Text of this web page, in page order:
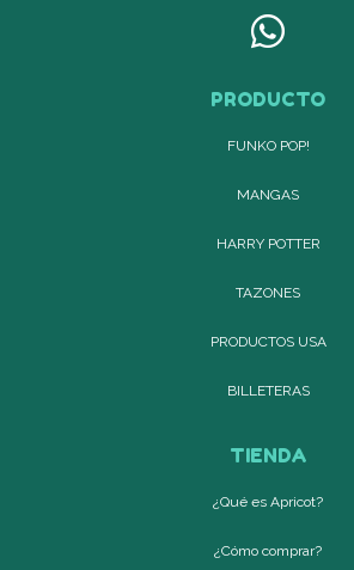
PRODUCTO
FUNKO POP!
MANGAS
HARRY POTTER
TAZONES
PRODUCTOS USA
BILLETERAS
TIENDA
¿Qué es Apricot?
¿Cómo comprar?